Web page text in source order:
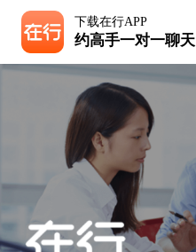
下载在行APP
约高手一对一聊天